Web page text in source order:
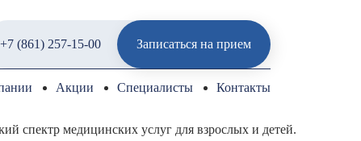
+7 (861) 257-15-00 Записаться на прием
Акции Специалисты Контакты
спектр медицинских услуг для взрослых и детей.